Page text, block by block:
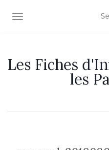
OUVRIR/FERMER LA
Les Fiches
les